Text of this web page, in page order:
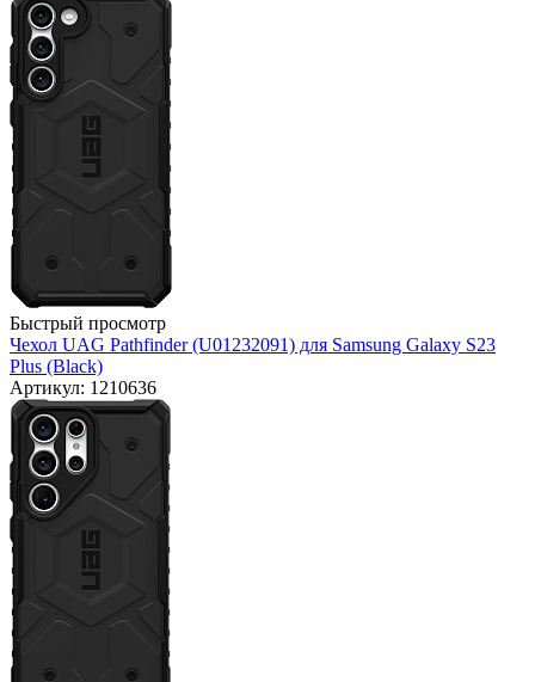
Быстрый просмотр
Чехол UAG Pathfinder (U01232091) для Samsung Galaxy S23
Plus (Black)
Артикул: 1210636